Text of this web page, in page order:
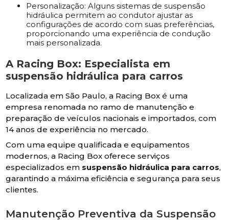
Personalização: Alguns sistemas de suspensão
hidráulica permitem ao condutor ajustar as
configurações de acordo com suas preferências,
proporcionando uma experiência de condução
mais personalizada.
A Racing Box: Especialista em
suspensão hidráulica para carros
Localizada em São Paulo, a Racing Box é uma
empresa renomada no ramo de manutenção e
preparação de veículos nacionais e importados, com
14 anos de experiência no mercado.
Com uma equipe qualificada e equipamentos
modernos, a Racing Box oferece serviços
especializados em suspensão hidráulica para carros,
garantindo a máxima eficiência e segurança para seus
clientes.
Manutenção Preventiva da Suspensão